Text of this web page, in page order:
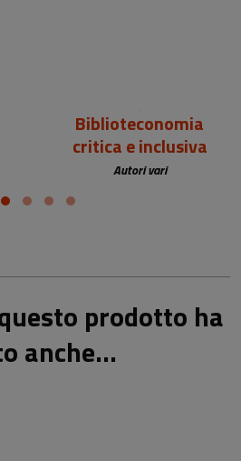
Biblioteconomia
critica e inclusiva
Autori vari
prodotto ha
anche...